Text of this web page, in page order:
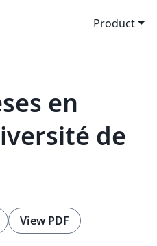
Product
en
de
View PDF